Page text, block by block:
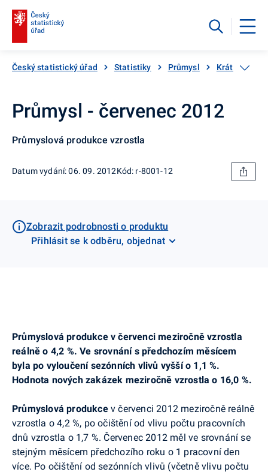
Český statistický úřad Statistiky Průmysl Krátkodobé
Průmysl - červenec 2012
Průmyslová produkce vzrostla
Datum vydání: 06. 09. 2012Kód: r-8001-12
Zobrazit podrobnosti o produktu
Přihlásit se k odběru, objednat
Průmyslová produkce v červenci meziročně vzrostla
reálně o 4,2 %. Ve srovnání s předchozím měsícem
byla po vyloučení sezónních vlivů vyšší o 1,1 %.
Hodnota nových zakázek meziročně vzrostla o 16,0 %.
Průmyslová produkce v červenci 2012 meziročně reálně
vzrostla o 4,2 %, po očištění od vlivu počtu pracovních
dnů vzrostla o 1,7 %. Červenec 2012 měl ve srovnání se
stejným měsícem předchozího roku o 1 pracovní den
více. Po očištění od sezónních vlivů (včetně vlivu počtu